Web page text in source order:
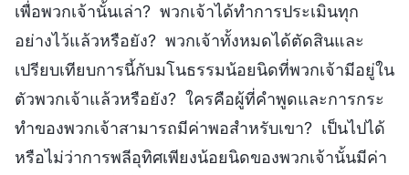
เพื่อพวกเจ้านั้นเล่า? พวกเจ้าได้ทำการประเมินทุก
อย่างไว้แล้วหรือยัง? พวกเจ้าทั้งหมดได้ตัดสินและ
เปรียบเทียบการนี้กับมโนธรรมน้อยนิดที่พวกเจ้ามีอยู่ใน
ตัวพวกเจ้าแล้วหรือยัง? ใครคือผู้ที่คำพูดและการกระ
ทำของพวกเจ้าสามารถมีค่าพอสำหรับเขา? เป็นไปได้
หรือไม่ว่าการพลีอุทิศเพียงน้อยนิดของพวกเจ้านั้นมีค่า